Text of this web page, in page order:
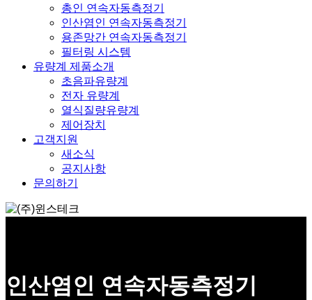
총인 연속자동측정기
인산염인 연속자동측정기
용존망간 연속자동측정기
필터링 시스템
유량계 제품소개
초음파유량계
전자 유량계
열식질량유량계
제어장치
고객지원
새소식
공지사항
문의하기
인산염인 연속자동측정기